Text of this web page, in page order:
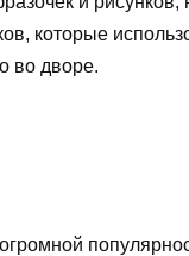
которые
во дворе.